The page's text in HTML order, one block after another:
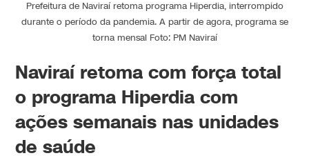
Prefeitura de Naviraí retoma programa Hiperdia, interrompido
durante o período da pandemia. A partir de agora, programa se
torna mensal Foto: PM Naviraí
Naviraí retoma com força total
o programa Hiperdia com
ações semanais nas unidades
de saúde